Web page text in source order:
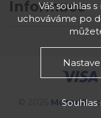
Informace
Motorifle
Váš souhlas
uchováváme po